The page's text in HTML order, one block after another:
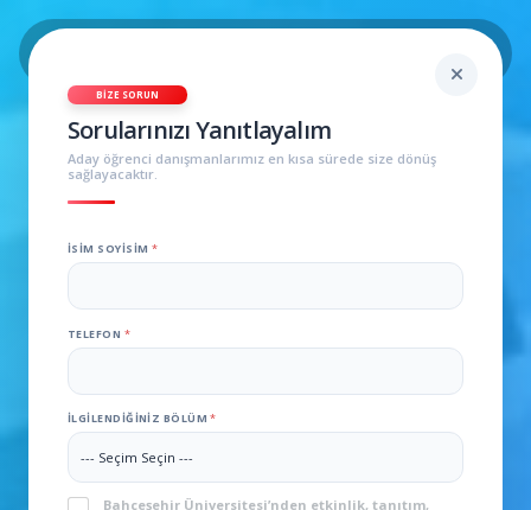
BIZE SORUN
Sorularınızı Yanıtlayalım
Aday öğrenci danışmanlarımız en kısa sürede size dönüş
sağlayacaktır.
İSIM SOYISIM *
TELEFON *
İLGILENDIĞINIZ BÖLÜM*
KVKK*
Bahçeşehir Üniversitesi’nden etkinlik, tanıtım,